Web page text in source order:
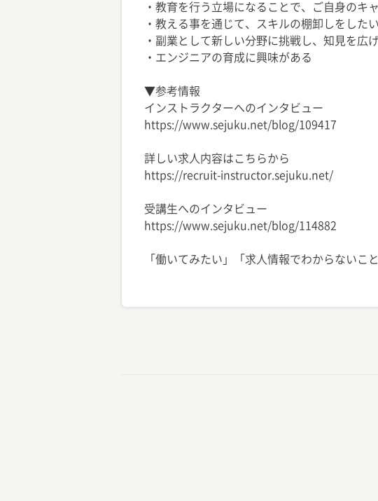
・教育を行う立場になることで、ご自身のキ
・教える事を通じて、スキルの棚卸しをした
・副業として新しい分野に挑戦し、知見を広
・エンジニアの育成に興味がある
▼参考情報
インストラクターへのインタビュー
https://www.sejuku.net/blog/109417
詳しい求人内容はこちらから
https://recruit-instructor.sejuku.net/
受講生へのインタビュー
https://www.sejuku.net/blog/114882
「働いてみたい」「求人情報でわからないこ